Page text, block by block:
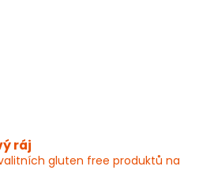
ráj
gluten free produktů na